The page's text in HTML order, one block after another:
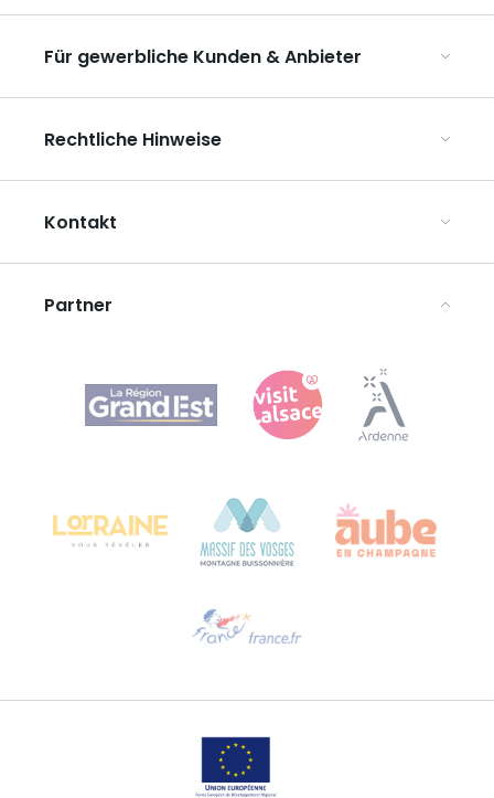
Die Weihnachtsmärkte im Grand Est
Ribeauvillé, zwischen Weinbergen und Bergen
Unsere UNESCO-Welterbestätten
Für gewerbliche Kunden & Anbieter
Organisieren Sie Ihre Gruppenreisen
ART GE kennenlernen
Mediaroom
Rechtliche Hinweise
Datenschutzbestimmungen
Rechtliche Hinweise
Kontakt
Agence Régionale du Tourisme Grand Est
Bureau de Colmar (Hauptverwaltung)
Sprechen Sie uns per E-Mail an
Partner